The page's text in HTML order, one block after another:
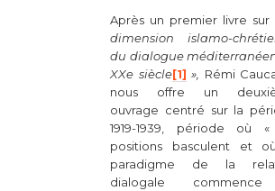
Après un premier livre
dimension islamo-
du dialogue
XXe siècle[1] », Rémi
nous offre un
ouvrage centré sur la
1919-1939, période où
positions basculent et
paradigme de la
dialogale